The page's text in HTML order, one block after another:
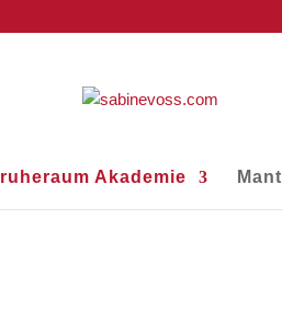
ruheraum Akademie